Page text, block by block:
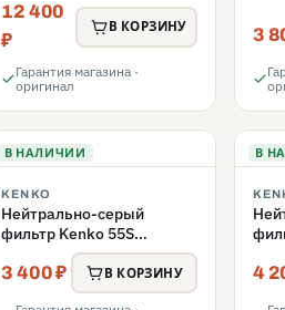
12 400
₽
В КОРЗИНУ
Гарантия магазина ·
оригинал
3
В НАЛИЧИИ
KENKO
Нейтрально-серый
фильтр Kenko 55S
REALPRO MC ND16 55mm
3 400 ₽ В КОРЗИНУ
В
4